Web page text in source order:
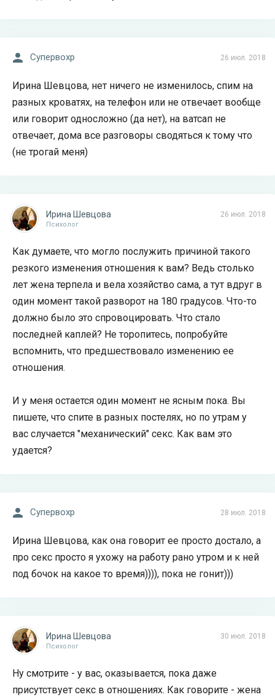
26 июл. 2018
Супервохр
Ирина Шевцова, нет ничего не изменилось, спим на
разных кроватях, на телефон или не отвечает вообще
или говорит односложно (да нет), на ватсап не
отвечает, дома все разговоры сводяться к тому что
(не трогай меня)
26 июл. 2018
Ирина Шевцова
Психолог
Как думаете, что могло послужить причиной такого
резкого изменения отношения к вам? Ведь столько
лет жена терпела и вела хозяйство сама, а тут вдруг в
один момент такой разворот на 180 градусов. Что-то
должно было это спровоцировать. Что стало
последней каплей? Не торопитесь, попробуйте
вспомнить, что предшествовало изменению ее
отношения.
И у меня остается один момент не ясным пока. Вы
пишете, что спите в разных постелях, но по утрам у
вас случается "механический" секс. Как вам это
удается?
28 июл. 2018
Супервохр
Ирина Шевцова, как она говорит ее просто достало, а
про секс просто я ухожу на работу рано утром и к ней
под бочок на какое то время)))), пока не гонит)))
30 июл. 2018
Ирина Шевцова
Психолог
Ну смотрите - у вас, оказывается, пока даже
присутствует секс в отношениях. Как говорите - жена